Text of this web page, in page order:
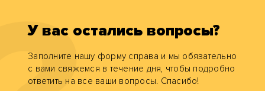
У вас остались вопросы?
Заполните нашу форму справа и мы обязательно
с вами свяжемся в течение дня, чтобы подробно
ответить на все ваши вопросы. Спасибо!